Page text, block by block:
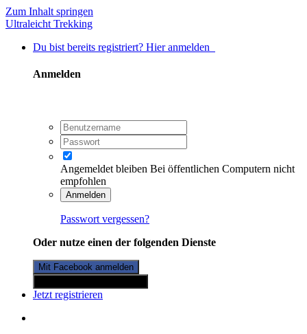
Zum Inhalt springen
Ultraleicht Trekking
Du bist bereits registriert? Hier anmelden
Anmelden
Angemeldet bleiben Bei öffentlichen Computern nicht
empfohlen
Anmelden
Passwort vergessen?
Oder nutze einen der folgenden Dienste
Mit Facebook anmelden
Jetzt registrieren